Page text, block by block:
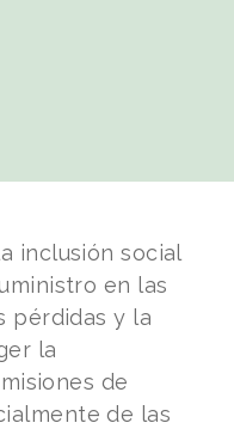
inclusión social
en las
pérdidas y la
la
de
de las